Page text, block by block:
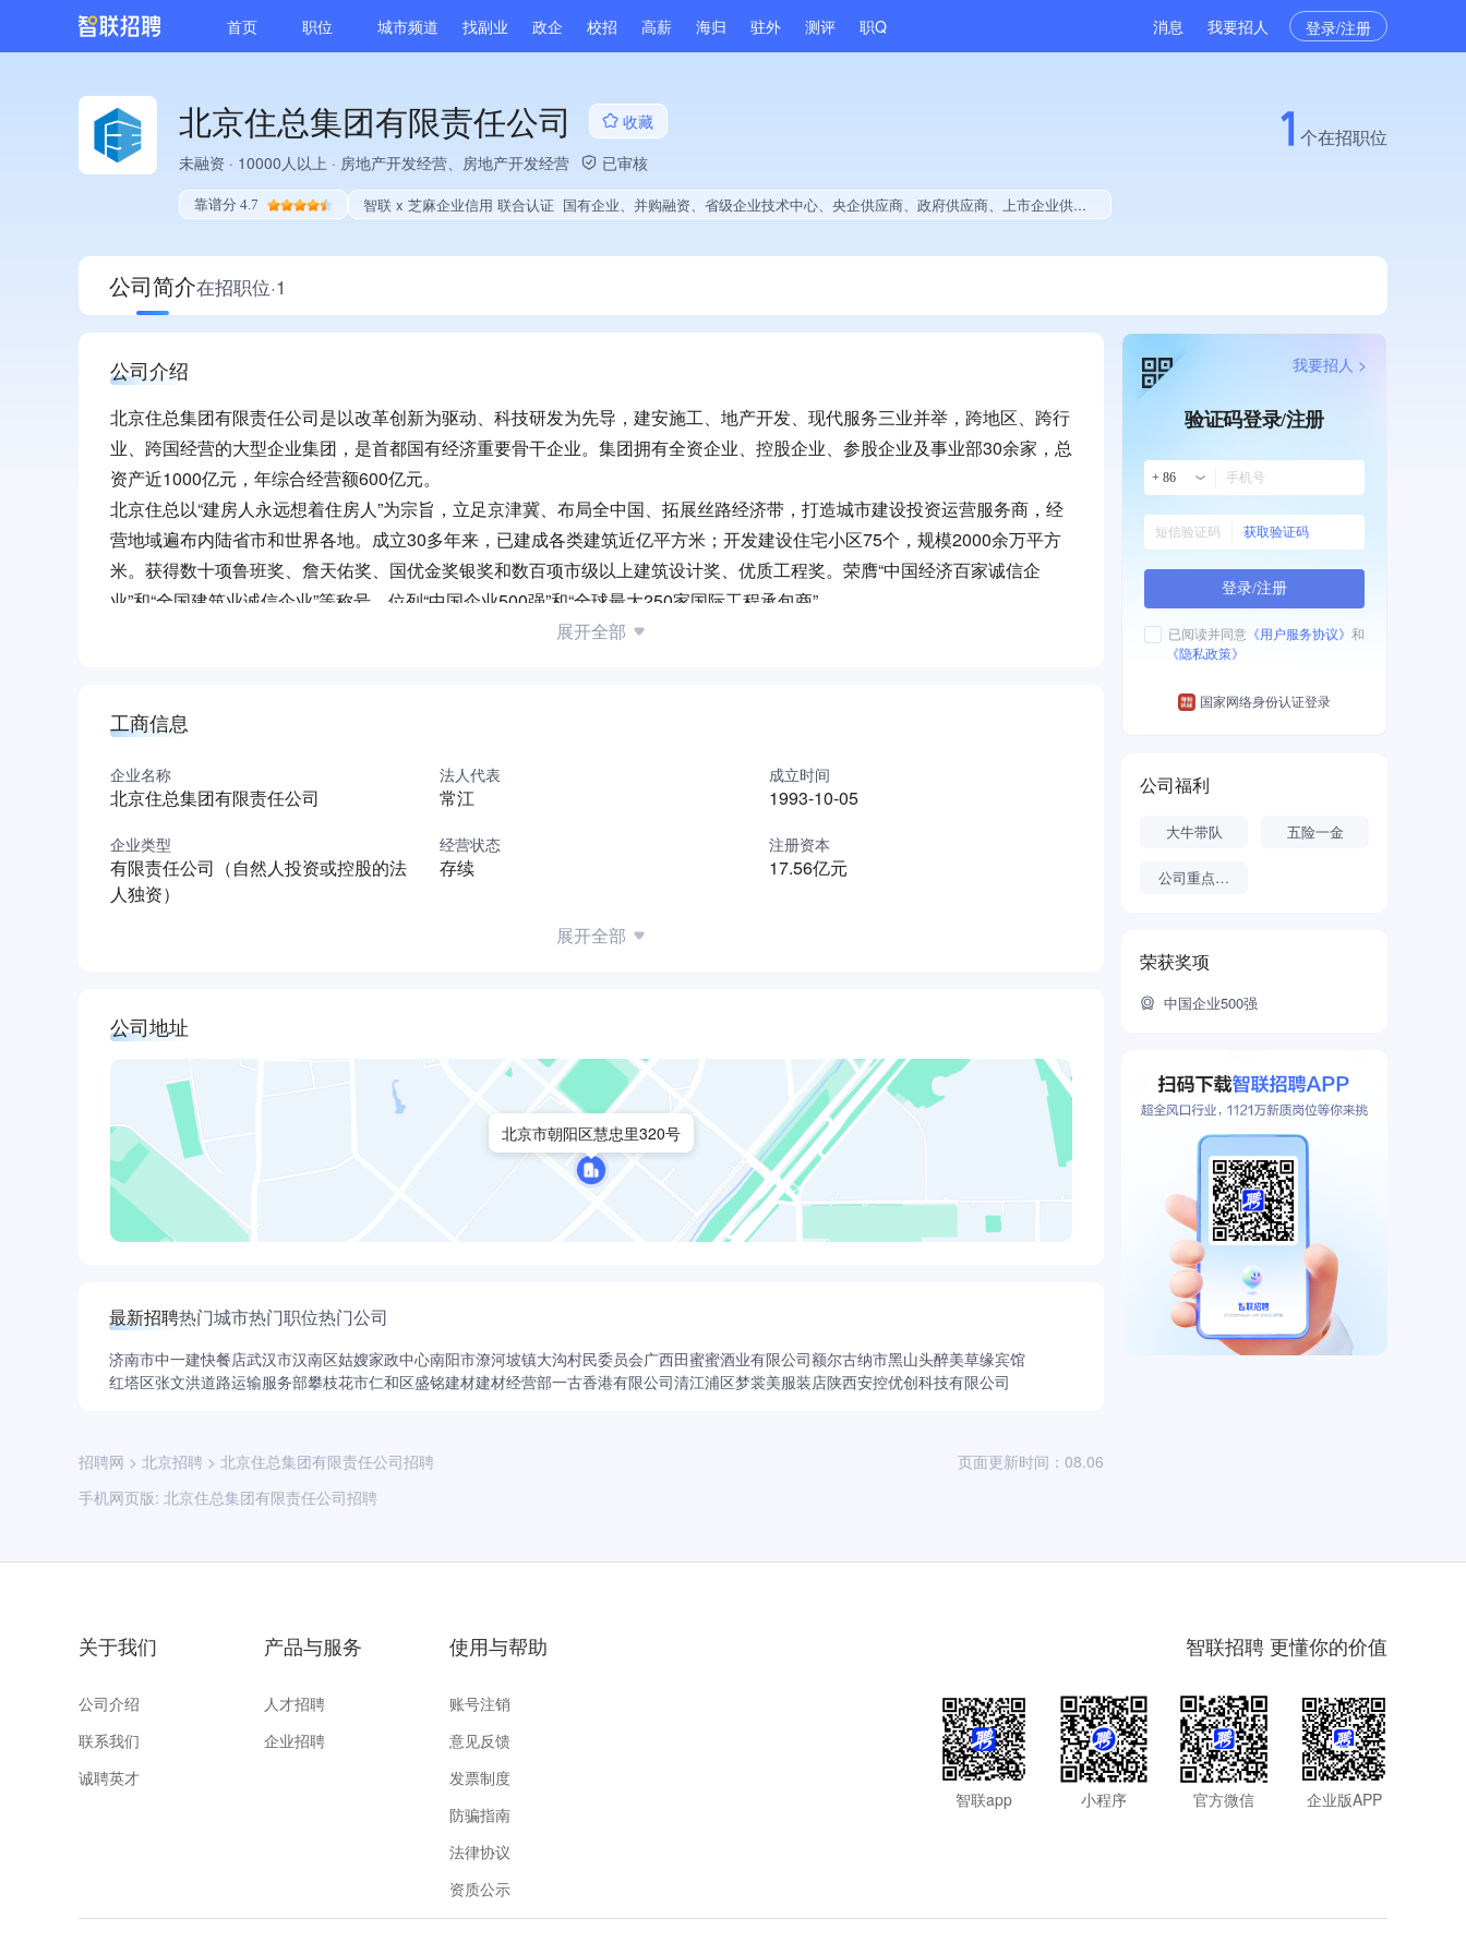
首页 职位 城市频道 找副业 政企 校招 高薪 海归 驻外 测评 职Q 消息 我要招人 登录/注册
北京住总集团有限责任公司
收藏
未融资 · 10000人以上 · 房地产开发经营、房地产开发经营 已审核
靠谱分 4.7 智联 x 芝麻企业信用 联合认证 国有企业、并购融资、省级企业技术中心、央企供应商、政府供应商、上市企业供应商、战略性新兴领域创新能力、绝对控股23家公司、薪资水平全省同行前40%、A级纳税人、知名品牌供应商、多产业布局、拥有节能环保技术、拥有自主品牌、拥有高价值专利、专利授权量同领域前500、技术布局行业领先、拥有绿色低碳技术、经营年限全国同行前5%、集团成员、权威管理体系认证、发债企业、大学生就业贡献、2025年公开项目中标、拥有绿色资质、拥有工艺创新能力、拥有多项著作权、软件研发量位于同行前10%
1 个在招职位
公司简介在招职位·1
公司介绍
北京住总集团有限责任公司是以改革创新为驱动、科技研发为先导，建安施工、地产开发、现代服务三业并举，跨地区、跨行
业、跨国经营的大型企业集团，是首都国有经济重要骨干企业。集团拥有全资企业、控股企业、参股企业及事业部30余家，总
资产近1000亿元，年综合经营额600亿元。
北京住总以“建房人永远想着住房人”为宗旨，立足京津冀、布局全中国、拓展丝路经济带，打造城市建设投资运营服务商，经
营地域遍布内陆省市和世界各地。成立30多年来，已建成各类建筑近亿平方米；开发建设住宅小区75个，规模2000余万平方
米。获得数十项鲁班奖、詹天佑奖、国优金奖银奖和数百项市级以上建筑设计奖、优质工程奖。荣膺“中国经济百家诚信企
业”和“全国建筑业诚信企业”等称号，位列“中国企业500强”和“全球最大250家国际工程承包商”。
北京住总拥有全产业链建安施工、地产开发和现代服务的行业顶级资质，拥有对外承包工程和对外贸易经营资格，取得了数十
全过程、全周期的运营服务。
局，打造千亿级跨国企业集团，期待与各界朋友携手共进，谱写更加辉煌灿烂的未来！
展开全部
工商信息
企业名称
北京住总集团有限责任公司
法人代表
常江
成立时间
1993-10-05
企业类型
有限责任公司（自然人投资或控股的法
人独资）
经营状态
存续
注册资本
17.56亿元
展开全部
公司地址
北京市朝阳区慧忠里320号
最新招聘热门城市热门职位热门公司
济南市中一建快餐店武汉市汉南区姑嫂家政中心南阳市潦河坡镇大沟村民委员会广西田蜜蜜酒业有限公司额尔古纳市黑山头醉美草缘宾馆
红塔区张文洪道路运输服务部攀枝花市仁和区盛铭建材建材经营部一古香港有限公司清江浦区梦裳美服装店陕西安控优创科技有限公司
招聘网 > 北京招聘 > 北京住总集团有限责任公司招聘
手机网页版: 北京住总集团有限责任公司招聘
页面更新时间：08.06
验证码登录/注册
+ 86
获取验证码
登录/注册
已阅读并同意 《用户服务协议》 和
《隐私政策》
国家网络身份认证登录
我要招人 >
公司福利
大牛带队 五险一金
公司重点项目
荣获奖项
中国企业500强
关于我们
公司介绍
联系我们
诚聘英才
产品与服务
人才招聘
企业招聘
使用与帮助
账号注销
意见反馈
发票制度
防骗指南
法律协议
资质公示
智联招聘 更懂你的价值
智联app 小程序 官方微信 企业版APP